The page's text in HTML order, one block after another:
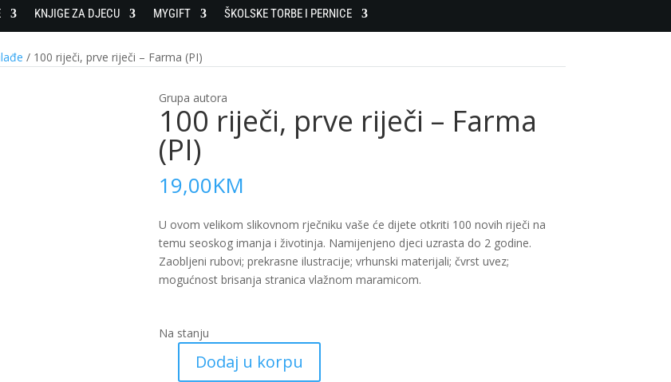
KNJIGE ZA DJECU MYGIFT ŠKOLSKE TORBE I PERNICE
/ 100 riječi, prve riječi – Farma (PI)
Grupa autora
100 riječi, prve riječi – Farma
(PI)
19,00KM
U ovom velikom slikovnom rječniku vaše će dijete otkriti 100 novih riječi na
temu seoskog imanja i životinja. Namijenjeno djeci uzrasta do 2 godine.
Zaobljeni rubovi; prekrasne ilustracije; vrhunski materijali; čvrst uvez;
mogućnost brisanja stranica vlažnom maramicom.
Na stanju
Dodaj u korpu